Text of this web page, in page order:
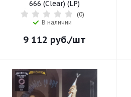
666 (Clear) (LP)
(0)
В наличии
9 112 руб./шт